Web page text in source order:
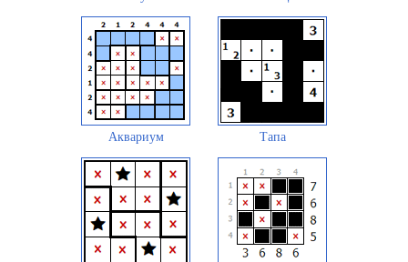
Аквариум Тапа